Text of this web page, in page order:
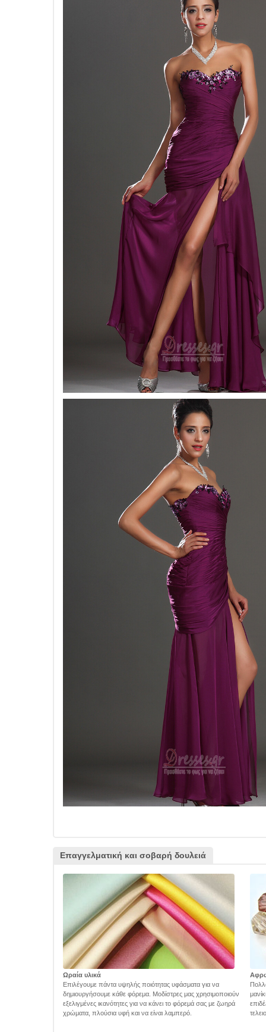
Επαγγελματική και σοβαρή δουλειά
Ωραία υλικά
Επιλέγουμε πάντα υψηλής ποιότητας υφάσματα για να
δημιουργήσουμε κάθε φόρεμα. Μοδίστρες μας χρησιμοποιούν
εξελιγμένες ικανότητες για να κάνει το φόρεμά σας με ζωηρά
χρώματα, πλούσια υφή και να είναι λαμπερό.